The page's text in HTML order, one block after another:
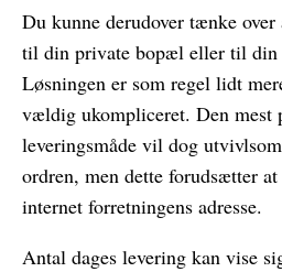
Du kunne derudover tænke
til din private bopæl eller til din
Løsningen er som regel lidt
vældig ukompliceret. Den mest
leveringsmåde vil dog
ordren, men dette forudsætter
internet forretningens adresse.
Antal dages levering kan vise